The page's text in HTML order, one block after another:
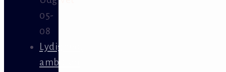
05-
08
Lydighed,
ambition